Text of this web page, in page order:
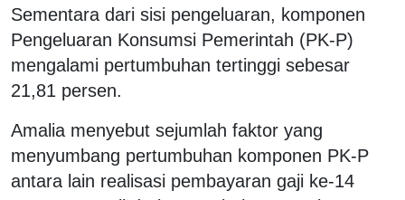
Sementara dari sisi pengeluaran, komponen
Pengeluaran Konsumsi Pemerintah (PK-P)
mengalami pertumbuhan tertinggi sebesar
21,81 persen.
Amalia menyebut sejumlah faktor yang
menyumbang pertumbuhan komponen PK-P
antara lain realisasi pembayaran gaji ke-14